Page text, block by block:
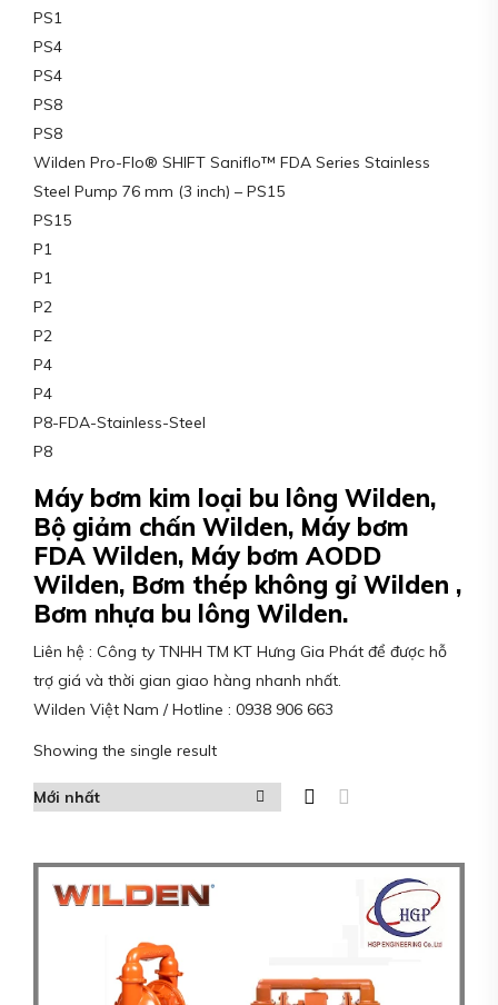
PS1
PS4
PS4
PS8
PS8
Wilden Pro-Flo® SHIFT Saniflo™ FDA Series Stainless
Steel Pump 76 mm (3 inch) – PS15
PS15
P1
P1
P2
P2
P4
P4
P8-FDA-Stainless-Steel
P8
Máy bơm kim loại bu lông Wilden,
Bộ giảm chấn Wilden, Máy bơm
FDA Wilden, Máy bơm AODD
Wilden, Bơm thép không gỉ Wilden ,
Bơm nhựa bu lông Wilden.
Liên hệ : Công ty TNHH TM KT Hưng Gia Phát để được hỗ
trợ giá và thời gian giao hàng nhanh nhất.
Wilden Việt Nam / Hotline : 0938 906 663
Showing the single result